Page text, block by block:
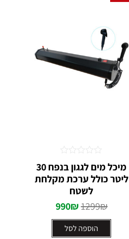
מיכל מים לגגון בנפח 30
ליטר כולל ערכת מקלחת
לשטח
1299₪
990₪
הוספה לסל
0
מתוך